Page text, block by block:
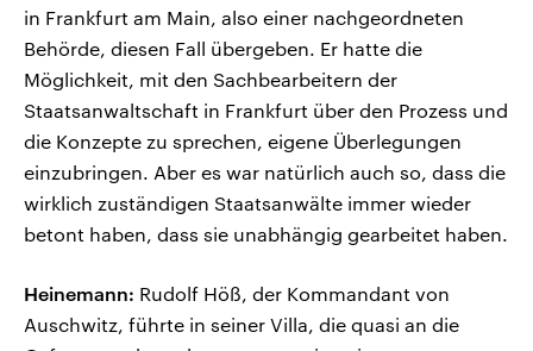
in Frankfurt am Main, also einer nachgeordneten
Behörde, diesen Fall übergeben. Er hatte die
Möglichkeit, mit den Sachbearbeitern der
Staatsanwaltschaft in Frankfurt über den Prozess und
die Konzepte zu sprechen, eigene Überlegungen
einzubringen. Aber es war natürlich auch so, dass die
wirklich zuständigen Staatsanwälte immer wieder
betont haben, dass sie unabhängig gearbeitet haben.
Heinemann: Rudolf Höß, der Kommandant von
Auschwitz, führte in seiner Villa, die quasi an die